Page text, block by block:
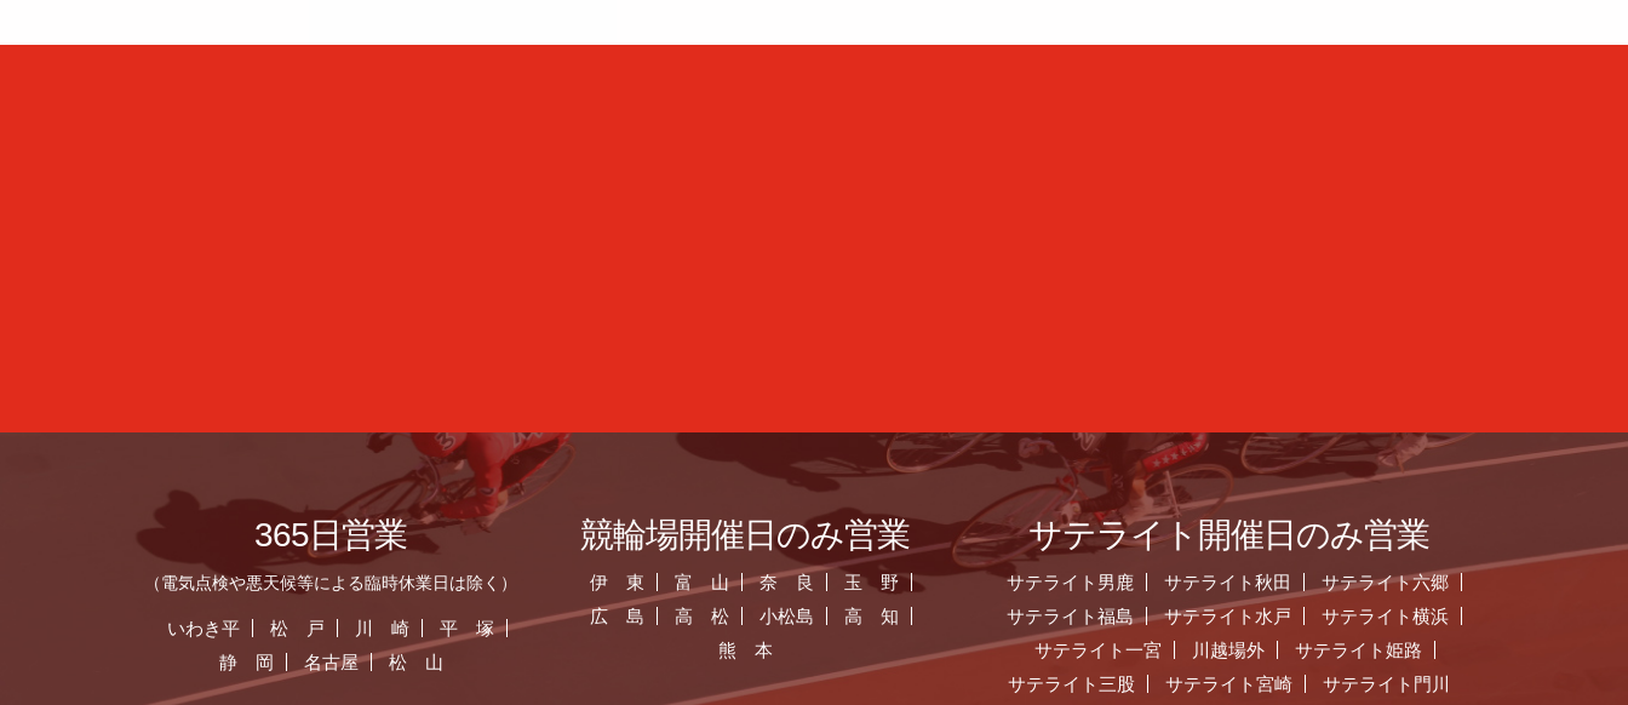
365日営業
（電気点検や悪天候等による臨時休業日は除く）
いわき平 松 戸 川 崎
平 塚
静 岡
名古屋 松 山
競輪場開催日のみ営業
伊 東 富 山 奈 良
玉 野
広 島
高 松 小松島
高 知
熊 本
サテライト開催日のみ営業
サテライト男鹿 サテライト秋田
サテライト六郷
サテライト福島
サテライト水戸
サテライト横浜
サテライト一宮
川越場外
サテライト姫路
サテライト三股
サテライト宮崎 サテライト門川